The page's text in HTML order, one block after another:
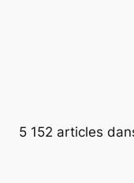
5 152 articles